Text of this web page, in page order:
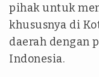
pihak untuk
khususnya di
daerah dengan
Indonesia.